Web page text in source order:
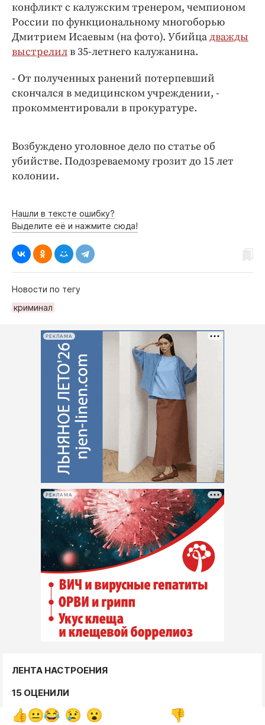
конфликт с калужским тренером, чемпионом
России по функциональному многоборью
Дмитрием Исаевым (на фото). Убийцадважды
выстрелилв 35-летнего калужанина.
- От полученных ранений потерпевший
скончался в медицинском учреждении, -
прокомментировали в прокуратуре.
Возбуждено уголовное дело по статье об
убийстве. Подозреваемому грозит до 15 лет
колонии.
Нашли в тексте ошибку?
Выделите её и нажмите сюда!
Новости по тегу
криминал
РЕКЛАМА
РЕКЛАМА
ЛЕНТА НАСТРОЕНИЯ
15 ОЦЕНИЛИ